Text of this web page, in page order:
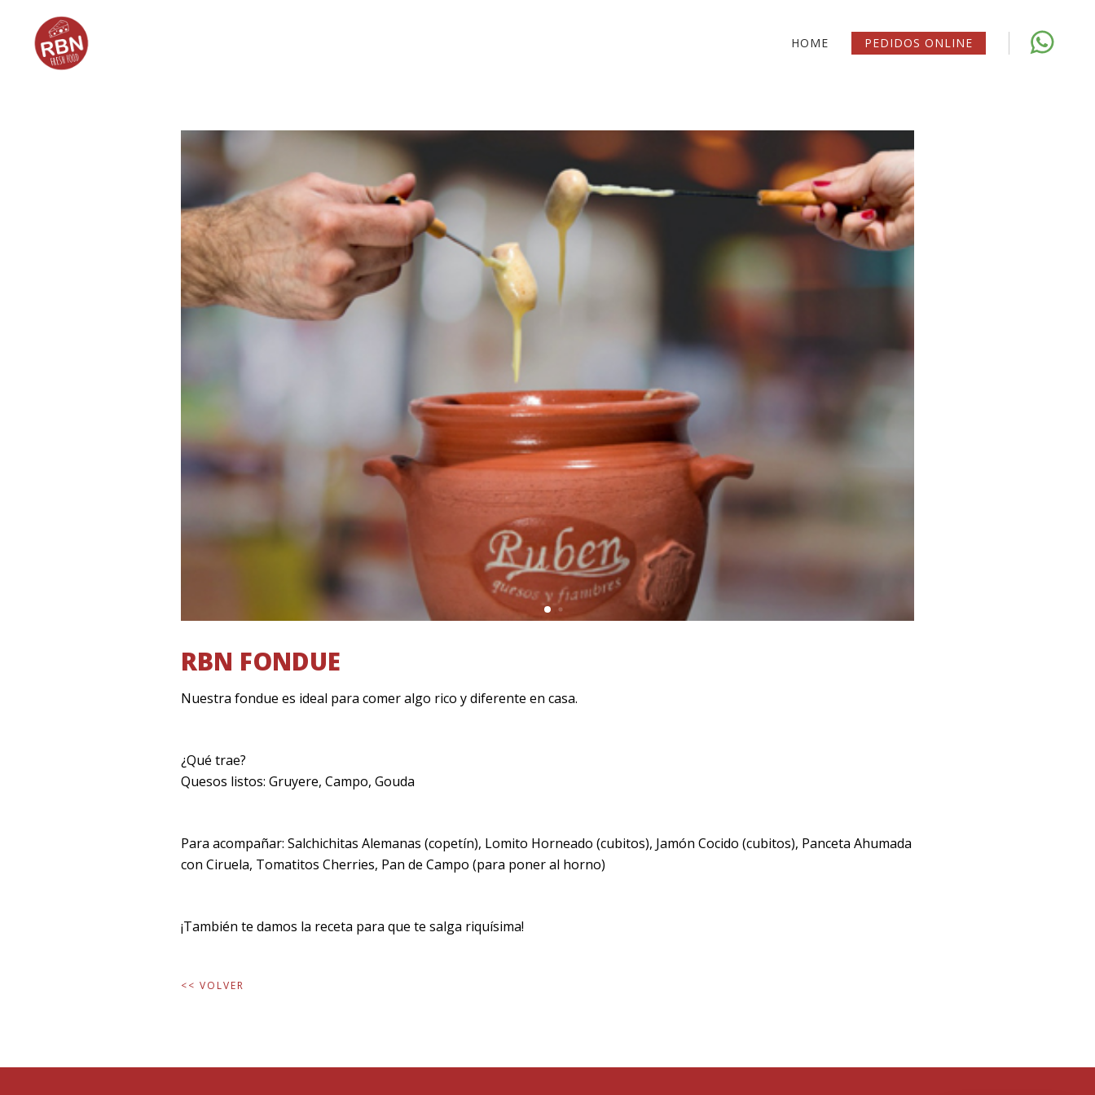
HOME PEDIDOS ONLINE
RBN FONDUE
Nuestra fondue es ideal para comer algo rico y diferente en casa.
¿Qué trae?
Quesos listos: Gruyere, Campo, Gouda
Para acompañar: Salchichitas Alemanas (copetín), Lomito Horneado (cubitos), Jamón Cocido (cubitos), Panceta Ahumada
con Ciruela, Tomatitos Cherries, Pan de Campo (para poner al horno)
¡También te damos la receta para que te salga riquísima!
<< VOLVER